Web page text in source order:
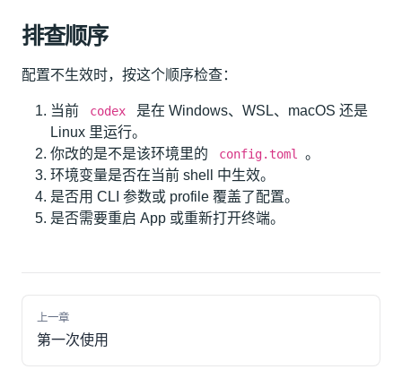
排查顺序
配置不生效时，按这个顺序检查：
当前 codex
是在 Windows、WSL、macOS 还是
Linux 里运行。
你改的是不是该环境里的
config.toml
。
环境变量是否在当前 shell 中生效。
是否用 CLI 参数或 profile 覆盖了配置。
是否需要重启 App 或重新打开终端。
上一章
第一次使用